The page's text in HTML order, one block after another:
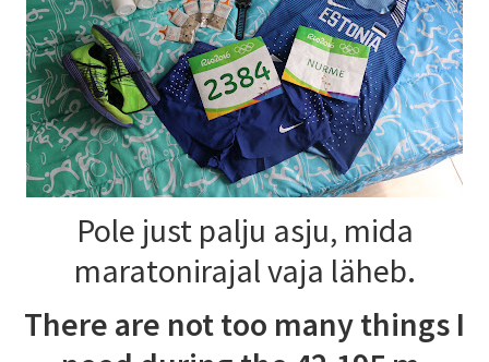
Pole just palju asju, mida
maratonirajal vaja läheb.
There are not too many things I